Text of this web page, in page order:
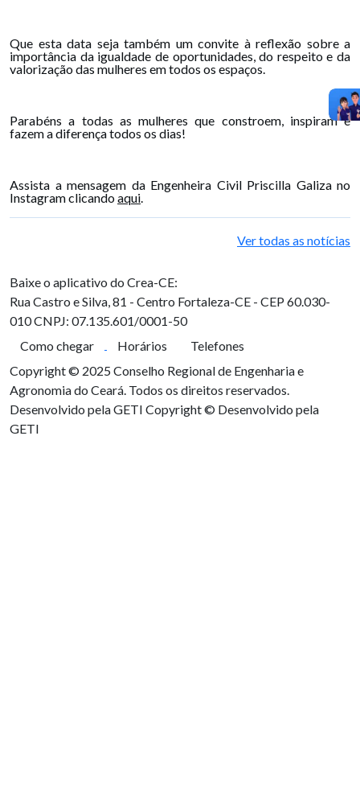
Que esta data seja também um convite à reflexão sobre a
importância da igualdade de oportunidades, do respeito e da
valorização das mulheres em todos os espaços.
Parabéns a todas as mulheres que constroem, inspiram e
fazem a diferença todos os dias!
Assista a mensagem da Engenheira Civil Priscilla Galiza no
Instagram clicandoaqui.
Ver todas as notícias
Baixe o aplicativo do Crea-CE:
Rua Castro e Silva, 81 - Centro Fortaleza-CE - CEP 60.030-
010CNPJ: 07.135.601/0001-50
Como chegar
Horários
Telefones
Copyright © 2025 Conselho Regional de Engenharia e
Agronomia do Ceará. Todos os direitos reservados.
Desenvolvido pela GETI Copyright © Desenvolvido pela
GETI